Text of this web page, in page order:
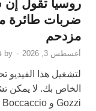
ضربات طائرة
مزدحم
أغسطس 3, 2026 -
by